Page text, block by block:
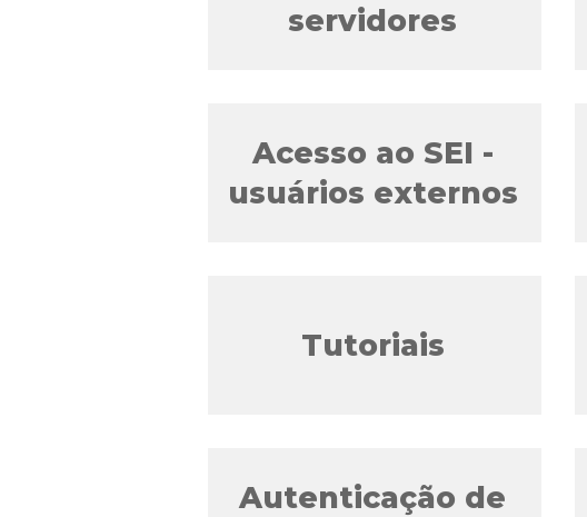
servidores
Acesso ao SEI -
usuários externos
Tutoriais
Autenticação de